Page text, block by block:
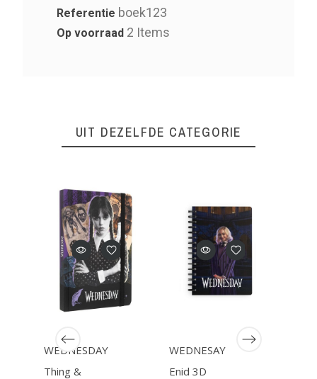
Referentie boek123
Op voorraad 2 Items
UIT DEZELFDE CATEGORIE
WEDNESDAY
Thing &
WEDNESAY
Enid 3D